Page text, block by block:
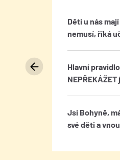
Děti u nás
nemusí, říká
Hlavní
NEPŘEKÁŽET
Jsi Bohyně,
své děti a